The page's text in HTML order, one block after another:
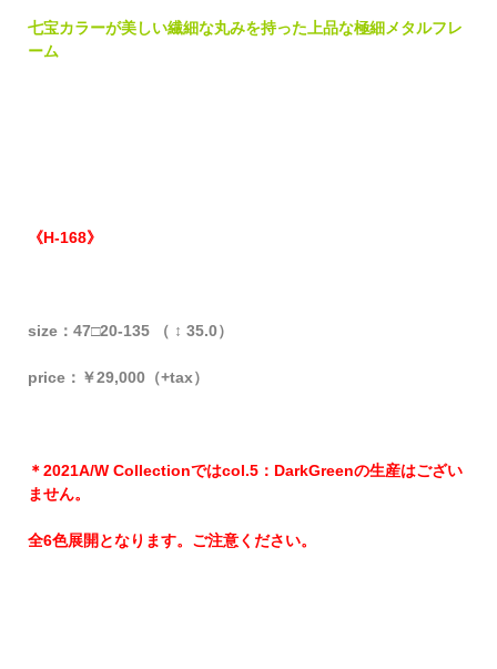
七宝カラーが美しい繊細な丸みを持った上品な極細メタルフレ
ーム
《H-168》
size：47□20-135 （ ↕ 35.0）
price：￥29,000（+tax）
＊2021A/W Collectionではcol.5：DarkGreenの生産はござい
ません。
全6色展開となります。ご注意ください。